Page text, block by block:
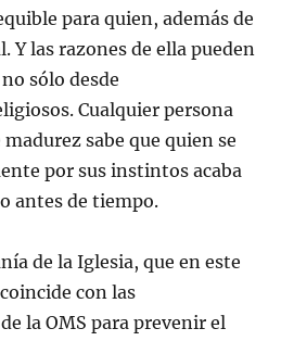
para quien, además de
Y las razones de ella pueden
sólo desde
Cualquier persona
sabe que quien se
por sus instintos acaba
antes de tiempo.
de la Iglesia, que en este
con las
la OMS para prevenir el